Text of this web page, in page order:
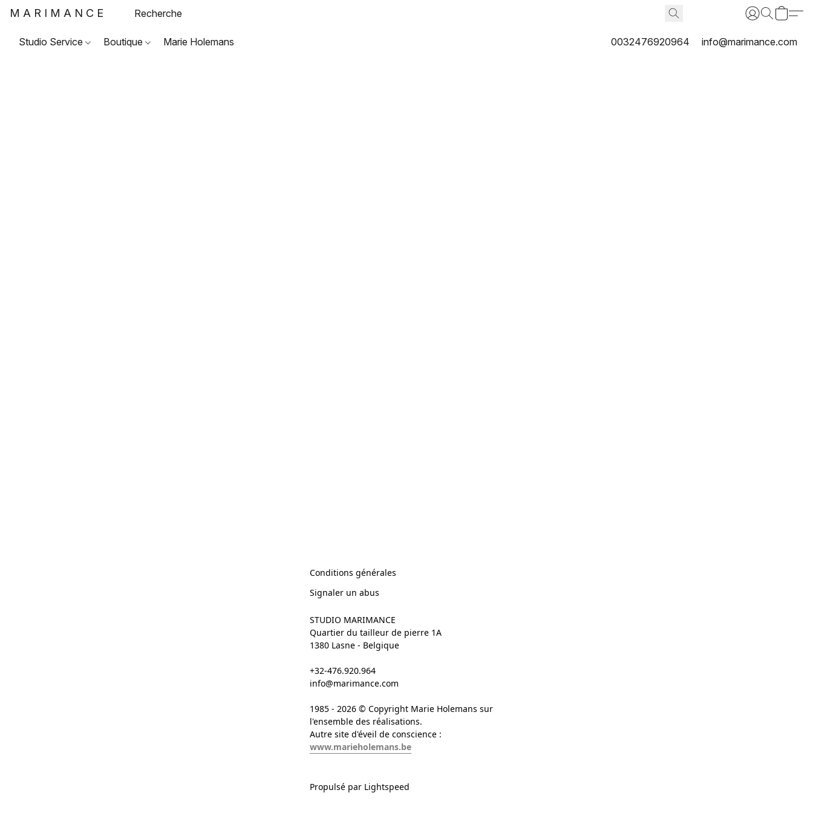
MARIMANCE
Studio Service Boutique Marie Holemans 0032476920964 info@marimance.com
Conditions générales
Signaler un abus
STUDIO MARIMANCE
Quartier du tailleur de pierre 1A
1380 Lasne - Belgique
+32-476.920.964
info@marimance.com
1985 - 2026 © Copyright Marie Holemans sur
l'ensemble des réalisations.
Autre site d'éveil de conscience :
www.marieholemans.be
Propulsé par Lightspeed